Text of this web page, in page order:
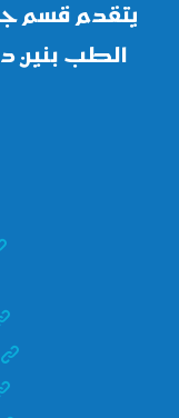
يتقدم قسم
التهنئة